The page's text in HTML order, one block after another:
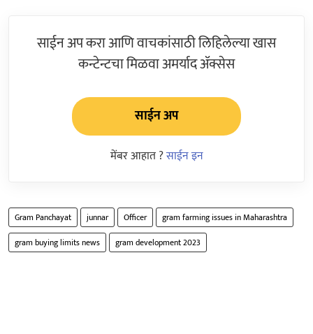
साईन अप करा आणि वाचकांसाठी लिहिलेल्या खास
कन्टेन्टचा मिळवा अमर्याद ॲक्सेस
साईन अप
मेंबर आहात ?साईन इन
Gram Panchayat junnar Officer
gram farming issues in Maharashtra
gram buying limits news
gram development 2023